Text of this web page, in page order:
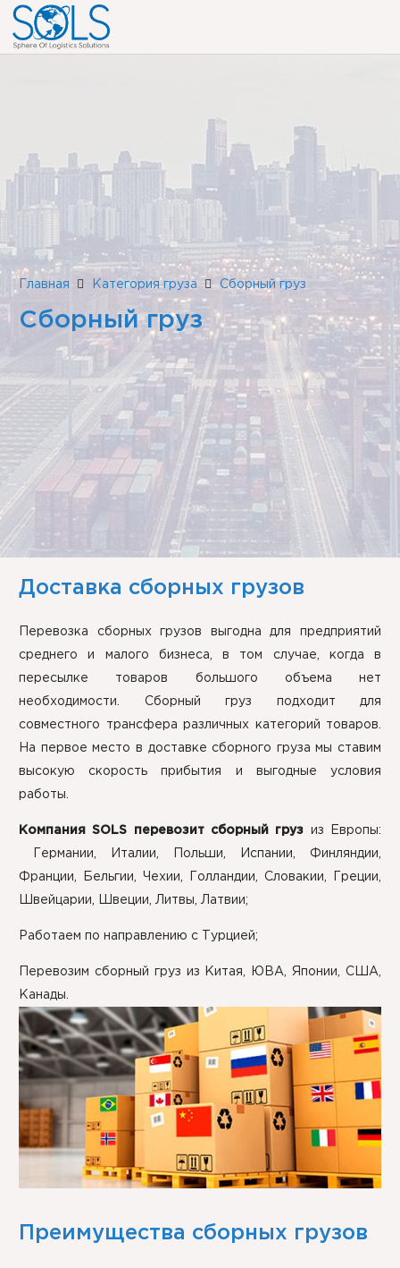
Главная Категория груза Сборный груз
Сборный груз
Доставка сборных грузов
Перевозка сборных грузов выгодна для предприятий
среднего и малого бизнеса, в том случае, когда в
пересылке товаров большого объема нет
необходимости. Сборный груз подходит для
совместного трансфера различных категорий товаров.
На первое место в доставке сборного груза мы ставим
высокую скорость прибытия и выгодные условия
работы.
Компания SOLS перевозитсборный груз из Европы:
Германии, Италии, Польши, Испании, Финляндии,
Франции, Бельгии, Чехии, Голландии, Словакии, Греции,
Швейцарии, Швеции, Литвы, Латвии;
Работаем по направлению с Турцией;
Перевозим сборный груз из Китая, ЮВА, Японии, США,
Канады.
Преимущества сборных грузов